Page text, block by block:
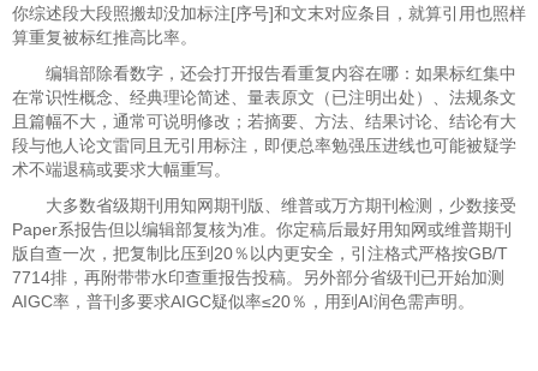
你综述段大段照搬却没加标注[序号]和文末对应条目，就算引用也照样
算重复被标红推高比率。
编辑部除看数字，还会打开报告看重复内容在哪：如果标红集中
在常识性概念、经典理论简述、量表原文（已注明出处）、法规条文
且篇幅不大，通常可说明修改；若摘要、方法、结果讨论、结论有大
段与他人论文雷同且无引用标注，即便总率勉强压进线也可能被疑学
术不端退稿或要求大幅重写。
大多数省级期刊用知网期刊版、维普或万方期刊检测，少数接受
Paper系报告但以编辑部复核为准。你定稿后最好用知网或维普期刊
版自查一次，把复制比压到20％以内更安全，引注格式严格按GB/T
7714排，再附带带水印查重报告投稿。另外部分省级刊已开始加测
AIGC率，普刊多要求AIGC疑似率≤20％，用到AI润色需声明。